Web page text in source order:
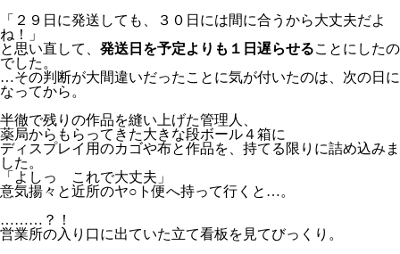
「２９日に発送しても、３０日には間に合うから大丈夫だよ
ね！」
と思い直して、 発送日を予定よりも１日遅らせることにしたの
でした。
…その判断が大間違いだったことに気が付いたのは、次の日に
なってから。
半徹で残りの作品を縫い上げた管理人、
薬局からもらってきた大きな段ボール４箱に
ディスプレイ用のカゴや布と作品を、持てる限りに詰め込みま
した。
「よしっ これで大丈夫」
意気揚々と近所のヤ○ト便へ持って行くと…。
………？！
営業所の入り口に出ていた立て看板を見てびっくり。